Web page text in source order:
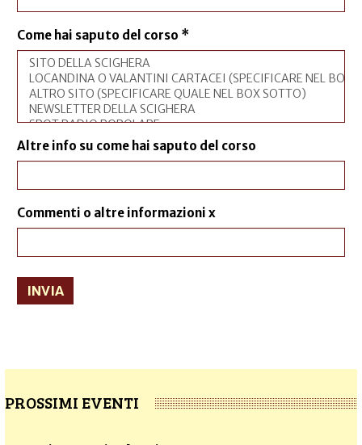
Come hai saputo del corso *
Altre info su come hai saputo del corso
Commenti o altre informazioni x
INVIA
PROSSIMI EVENTI